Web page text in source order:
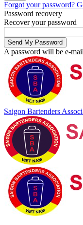
Forgot your password?
Password recovery
Recover your password
A password will be e-
Saigon Bartenders